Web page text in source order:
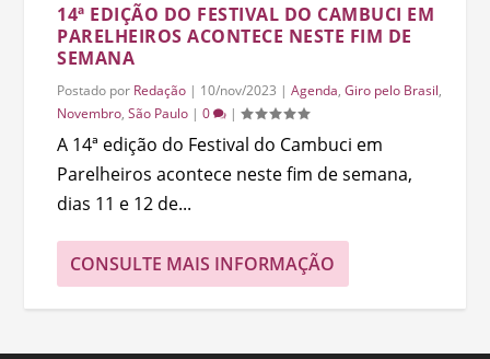
14ª EDIÇÃO DO FESTIVAL DO CAMBUCI EM
PARELHEIROS ACONTECE NESTE FIM DE
SEMANA
Postado por Redação | 10/nov/2023 |Agenda,Giro pelo Brasil,
Novembro,São Paulo |0 |
A 14ª edição do Festival do Cambuci em
Parelheiros acontece neste fim de semana,
dias 11 e 12 de...
CONSULTE MAIS INFORMAÇÃO